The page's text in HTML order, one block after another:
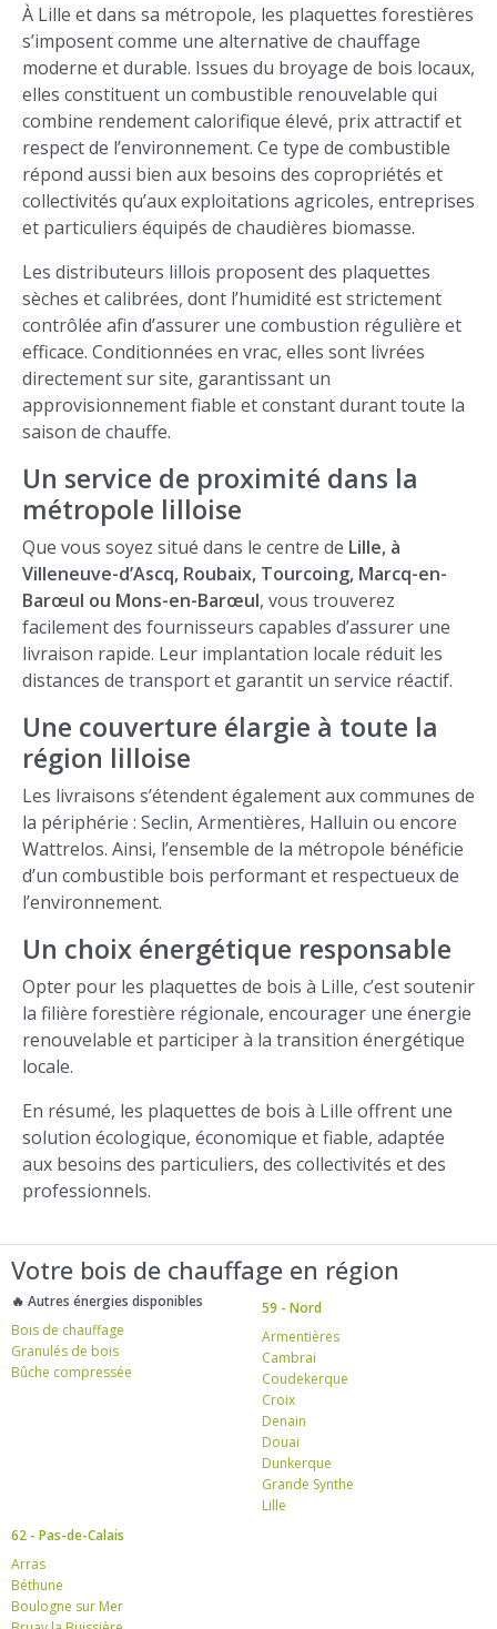
À Lille et dans sa métropole, les plaquettes forestières
s’imposent comme une alternative de chauffage
moderne et durable. Issues du broyage de bois locaux,
elles constituent un combustible renouvelable qui
combine rendement calorifique élevé, prix attractif et
respect de l’environnement. Ce type de combustible
répond aussi bien aux besoins des copropriétés et
collectivités qu’aux exploitations agricoles, entreprises
et particuliers équipés de chaudières biomasse.
Les distributeurs lillois proposent des plaquettes
sèches et calibrées, dont l’humidité est strictement
contrôlée afin d’assurer une combustion régulière et
efficace. Conditionnées en vrac, elles sont livrées
directement sur site, garantissant un
approvisionnement fiable et constant durant toute la
saison de chauffe.
Un service de proximité dans la
métropole lilloise
Que vous soyez situé dans le centre de Lille, à
Villeneuve-d’Ascq, Roubaix, Tourcoing, Marcq-en-
Barœul ou Mons-en-Barœul, vous trouverez
facilement des fournisseurs capables d’assurer une
livraison rapide. Leur implantation locale réduit les
distances de transport et garantit un service réactif.
Une couverture élargie à toute la
région lilloise
Les livraisons s’étendent également aux communes de
la périphérie : Seclin, Armentières, Halluin ou encore
Wattrelos. Ainsi, l’ensemble de la métropole bénéficie
d’un combustible bois performant et respectueux de
l’environnement.
Un choix énergétique responsable
Opter pour les plaquettes de bois à Lille, c’est soutenir
la filière forestière régionale, encourager une énergie
renouvelable et participer à la transition énergétique
locale.
En résumé, les plaquettes de bois à Lille offrent une
solution écologique, économique et fiable, adaptée
aux besoins des particuliers, des collectivités et des
professionnels.
Votre bois de chauffage en région
🔥 Autres énergies disponibles
Bois de chauffage
Granulés de bois
Bûche compressée
59 - Nord
Armentières
Cambrai
Coudekerque
Croix
Denain
Douai
Dunkerque
Grande Synthe
Lille
62 - Pas-de-Calais
Arras
Béthune
Boulogne sur Mer